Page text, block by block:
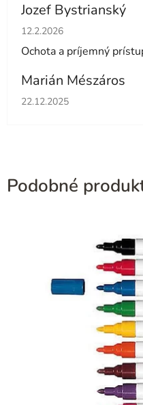
Jozef Bystrianský
Hodnotenie obchodu je 5
12.2.2026
Ochota a príjemný
Marián Mészáros
Hodnotenie obchodu je 5
22.12.2025
Podobné